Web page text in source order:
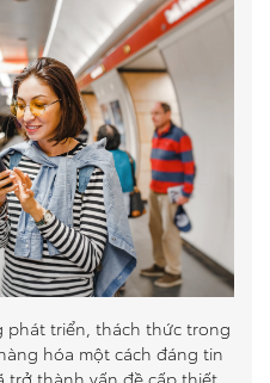
phát triển, thách thức trong
hóa một cách đáng tin
trở thành vấn đề cấp thiết.